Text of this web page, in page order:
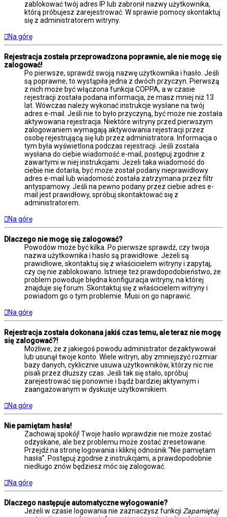
zablokować twój adres IP lub zabronił nazwy użytkownika,
którą próbujesz zarejestrować. W sprawie pomocy skontaktuj
się z administratorem witryny.
Na górę
Rejestracja została przeprowadzona poprawnie, ale nie mogę się
zalogować!
Po pierwsze, sprawdź swoją nazwę użytkownika i hasło. Jeśli
są poprawne, to wystąpiła jedna z dwóch przyczyn. Pierwszą
z nich może być włączona funkcja COPPA, a w czasie
rejestracji została podana informacja, że masz mniej niż 13
lat. Wówczas należy wykonać instrukcje wysłane na twój
adres e-mail. Jeśli nie to było przyczyną, być może nie została
aktywowana rejestracja. Niektóre witryny przed pierwszym
zalogowaniem wymagają aktywowania rejestracji przez
osobę rejestrującą się lub przez administratora. Informacja o
tym była wyświetlona podczas rejestracji. Jeśli została
wysłana do ciebie wiadomość e-mail, postępuj zgodnie z
zawartymi w niej instrukcjami. Jeżeli taka wiadomość do
ciebie nie dotarła, być może został podany nieprawidłowy
adres e-mail lub wiadomość została zatrzymana przez filtr
antyspamowy. Jeśli na pewno podany przez ciebie adres e-
mail jest prawidłowy, spróbuj skontaktować się z
administratorem.
Na górę
Dlaczego nie mogę się zalogować?
Powodów może być kilka. Po pierwsze sprawdź, czy twoja
nazwa użytkownika i hasło są prawidłowe. Jeżeli są
prawidłowe, skontaktuj się z właścicielem witryny i zapytaj,
czy cię nie zablokowano. Istnieje też prawdopodobieństwo, że
problem powoduje błędna konfiguracja witryny, na której
znajduje się forum. Skontaktuj się z właścicielem witryny i
powiadom go o tym problemie. Musi on go naprawić.
Na górę
Rejestracja została dokonana jakiś czas temu, ale teraz nie mogę
się zalogować?!
Możliwe, że z jakiegoś powodu administrator dezaktywował
lub usunął twoje konto. Wiele witryn, aby zmniejszyć rozmiar
bazy danych, cyklicznie usuwa użytkowników, którzy nic nie
pisali przez dłuższy czas. Jeśli tak się stało, spróbuj
zarejestrować się ponownie i bądź bardziej aktywnym i
zaangażowanym w dyskusje użytkownikiem.
Na górę
Nie pamiętam hasła!
Zachowaj spokój! Twoje hasło wprawdzie nie może zostać
odzyskane, ale bez problemu może zostać zresetowane.
Przejdź na stronę logowania i kliknij odnośnik “Nie pamiętam
hasła”. Postępuj zgodnie z instrukcjami, a prawdopodobnie
niedługo znów będziesz móc się zalogować.
Na górę
Dlaczego następuje automatyczne wylogowanie?
Jeżeli w czasie logowania nie zaznaczysz funkcji Zapamiętaj